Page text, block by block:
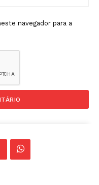
navegador para a